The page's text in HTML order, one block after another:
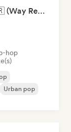
RAP FRANÇAIS 2026 🔥🇫🇷 (Way Records)
hop
Urban pop